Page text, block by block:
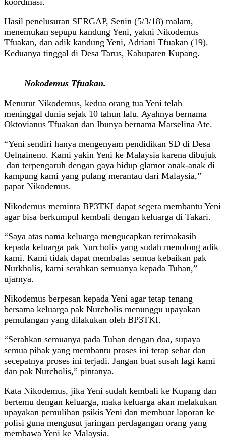
Hasil penelusuran SERGAP, Senin (5/3/18) malam,
menemukan sepupu kandung Yeni, yakni Nikodemus
Tfuakan, dan adik kandung Yeni, Adriani Tfuakan (19).
Keduanya tinggal di Desa Tarus, Kabupaten Kupang.
Nokodemus Tfuakan.
Menurut Nikodemus, kedua orang tua Yeni telah
meninggal dunia sejak 10 tahun lalu. Ayahnya bernama
Oktovianus Tfuakan dan Ibunya bernama Marselina Ate.
“Yeni sendiri hanya mengenyam pendidikan SD di Desa
Oelnaineno. Kami yakin Yeni ke Malaysia karena dibujuk
dan terpengaruh dengan gaya hidup glamor anak-anak di
kampung kami yang pulang merantau dari Malaysia,”
papar Nikodemus.
Nikodemus meminta BP3TKI dapat segera membantu Yeni
agar bisa berkumpul kembali dengan keluarga di Takari.
“Saya atas nama keluarga mengucapkan terimakasih
kepada keluarga pak Nurcholis yang sudah menolong adik
kami. Kami tidak dapat membalas semua kebaikan pak
Nurkholis, kami serahkan semuanya kepada Tuhan,”
ujarnya.
Nikodemus berpesan kepada Yeni agar tetap tenang
bersama keluarga pak Nurcholis menunggu upayakan
pemulangan yang dilakukan oleh BP3TKI.
“Serahkan semuanya pada Tuhan dengan doa, supaya
semua pihak yang membantu proses ini tetap sehat dan
secepatnya proses ini terjadi. Jangan buat susah lagi kami
dan pak Nurcholis,” pintanya.
Kata Nikodemus, jika Yeni sudah kembali ke Kupang dan
bertemu dengan keluarga, maka keluarga akan melakukan
upayakan pemulihan psikis Yeni dan membuat laporan ke
polisi guna mengusut jaringan perdagangan orang yang
membawa Yeni ke Malaysia.